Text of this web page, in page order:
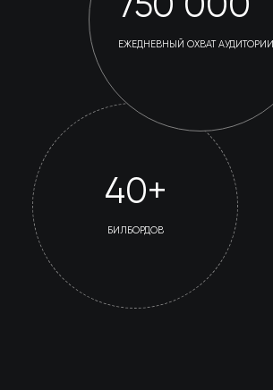
750 000
ЕЖЕДНЕВНЫЙ ОХВАТ АУДИТОРИИ
40+
БИЛБОРДОВ